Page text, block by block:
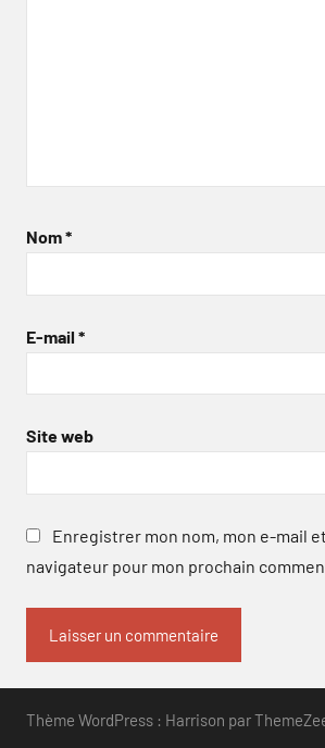
Nom*
E-mail *
Site web
Enregistrer mon nom, mon e-mail
navigateur pour mon prochain
Thème WordPress : Harrison par